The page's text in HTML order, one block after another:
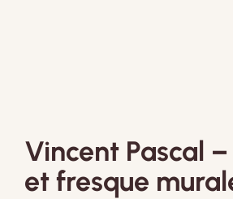
Vincent Pascal
et fresque